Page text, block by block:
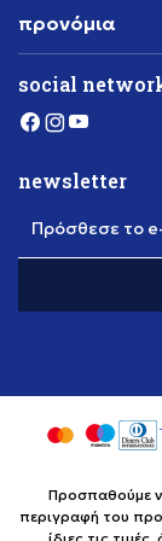
προνόμια
social
newsletter
Πρόσθεσε το
Προσπαθούμε
περιγραφή του